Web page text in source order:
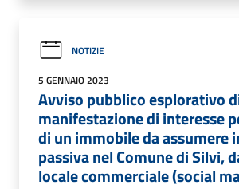
NOTIZIE
5 GENNAIO 2023
Avviso pubblico esplorativo
manifestazione di interesse
di un immobile da assumere
passiva nel Comune di Silvi,
locale commerciale (social